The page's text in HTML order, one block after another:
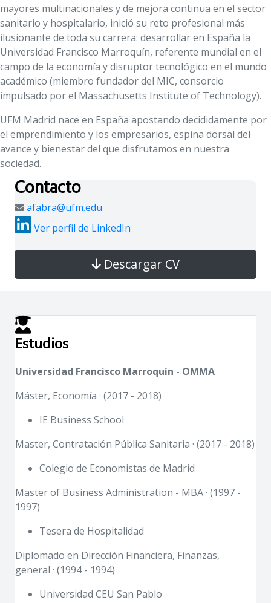
mayores multinacionales y de mejora continua en el sector
sanitario y hospitalario, inició su reto profesional más
ilusionante de toda su carrera: desarrollar en España la
Universidad Francisco Marroquín, referente mundial en el
campo de la economía y disruptor tecnológico en el mundo
académico (miembro fundador del MIC, consorcio
impulsado por el Massachusetts Institute of Technology).
UFM Madrid nace en España apostando decididamente por
el emprendimiento y los empresarios, espina dorsal del
avance y bienestar del que disfrutamos en nuestra
sociedad.
Contacto
afabra@ufm.edu
Ver perfil de LinkedIn
Descargar CV
Estudios
Universidad Francisco Marroquín - OMMA
Máster, Economía · (2017 - 2018)
IE Business School
Master, Contratación Pública Sanitaria · (2017 - 2018)
Colegio de Economistas de Madrid
Master of Business Administration - MBA · (1997 -
1997)
Tesera de Hospitalidad
Diplomado en Dirección Financiera, Finanzas,
general · (1994 - 1994)
Universidad CEU San Pablo